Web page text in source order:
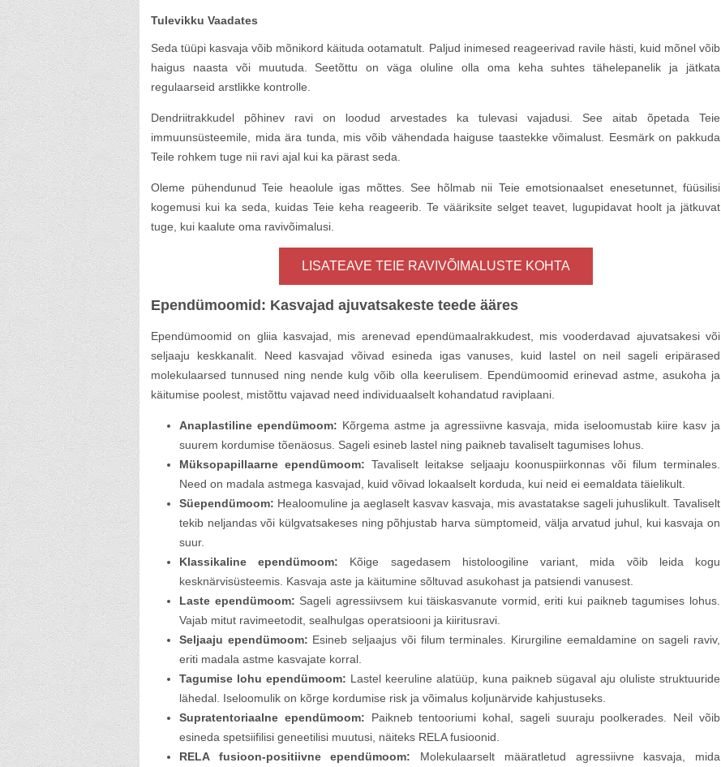
Tulevikku Vaadates
Seda tüüpi kasvaja võib mõnikord käituda ootamatult. Paljud inimesed reageerivad ravile hästi, kuid mõnel võib
haigus naasta või muutuda. Seetõttu on väga oluline olla oma keha suhtes tähelepanelik ja jätkata
regulaarseid arstlikke kontrolle.
Dendriitrakkudel põhinev ravi on loodud arvestades ka tulevasi vajadusi. See aitab õpetada Teie
immuunsüsteemile, mida ära tunda, mis võib vähendada haiguse taastekke võimalust. Eesmärk on pakkuda
Teile rohkem tuge nii ravi ajal kui ka pärast seda.
Oleme pühendunud Teie heaolule igas mõttes. See hõlmab nii Teie emotsionaalset enesetunnet, füüsilisi
kogemusi kui ka seda, kuidas Teie keha reageerib. Te vääriksite selget teavet, lugupidavat hoolt ja jätkuvat
tuge, kui kaalute oma ravivõimalusi.
LISATEAVE TEIE RAVIVÕIMALUSTE KOHTA
Ependümoomid: Kasvajad ajuvatsakeste teede ääres
Ependümoomid on gliia kasvajad, mis arenevad ependümaalrakkudest, mis vooderdavad ajuvatsakesi või
seljaaju keskkanalit. Need kasvajad võivad esineda igas vanuses, kuid lastel on neil sageli eripärased
molekulaarsed tunnused ning nende kulg võib olla keerulisem. Ependümoomid erinevad astme, asukoha ja
käitumise poolest, mistõttu vajavad need individuaalselt kohandatud raviplaani.
Anaplastiline ependümoom: Kõrgema astme ja agressiivne kasvaja, mida iseloomustab kiire kasv ja
suurem kordumise tõenäosus. Sageli esineb lastel ning paikneb tavaliselt tagumises lohus.
Müksopapillaarne ependümoom: Tavaliselt leitakse seljaaju koonuspiirkonnas või filum terminales.
Need on madala astmega kasvajad, kuid võivad lokaalselt korduda, kui neid ei eemaldata täielikult.
Süependümoom: Healoomuline ja aeglaselt kasvav kasvaja, mis avastatakse sageli juhuslikult. Tavaliselt
tekib neljandas või külgvatsakeses ning põhjustab harva sümptomeid, välja arvatud juhul, kui kasvaja on
suur.
Klassikaline ependümoom: Kõige sagedasem histoloogiline variant, mida võib leida kogu
kesknärvisüsteemis. Kasvaja aste ja käitumine sõltuvad asukohast ja patsiendi vanusest.
Laste ependümoom: Sageli agressiivsem kui täiskasvanute vormid, eriti kui paikneb tagumises lohus.
Vajab mitut ravimeetodit, sealhulgas operatsiooni ja kiiritusravi.
Seljaaju ependümoom: Esineb seljaajus või filum terminales. Kirurgiline eemaldamine on sageli raviv,
eriti madala astme kasvajate korral.
Tagumise lohu ependümoom: Lastel keeruline alatüüp, kuna paikneb sügaval aju oluliste struktuuride
lähedal. Iseloomulik on kõrge kordumise risk ja võimalus koljunärvide kahjustuseks.
Supratentoriaalne ependümoom: Paikneb tentooriumi kohal, sageli suuraju poolkerades. Neil võib
esineda spetsiifilisi geneetilisi muutusi, näiteks RELA fusioonid.
RELA fusioon-positiivne ependümoom: Molekulaarselt määratletud agressiivne kasvaja, mida